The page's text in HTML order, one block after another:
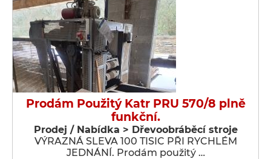
Prodám Použitý Katr PRU 570/8 plně
funkční.
Prodej / Nabídka > Dřevoobráběcí stroje
VÝRAZNÁ SLEVA 100 TISIC PŘI RYCHLÉM
JEDNÁNÍ. Prodám použitý …